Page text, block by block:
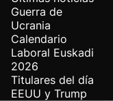
Guerra de
Ucrania
Calendario
Laboral Euskadi
2026
Titulares del día
EEUU y Trump